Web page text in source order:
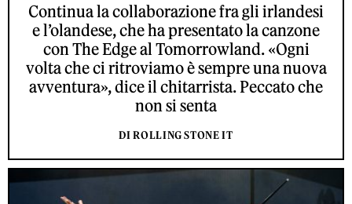
Continua la collaborazione fra gli irlandesi
e l’olandese, che ha presentato la canzone
con The Edge al Tomorrowland. «Ogni
volta che ci ritroviamo è sempre una nuova
avventura», dice il chitarrista. Peccato che
non si senta
DI ROLLING STONE IT